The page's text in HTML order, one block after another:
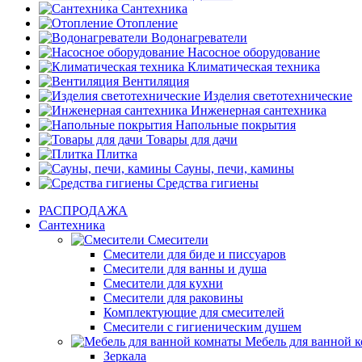
Сантехника
Отопление
Водонагреватели
Насосное оборудование
Климатическая техника
Вентиляция
Изделия светотехнические
Инженерная сантехника
Напольные покрытия
Товары для дачи
Плитка
Сауны, печи, камины
Средства гигиены
РАСПРОДАЖА
Сантехника
Смесители
Смесители для биде и писсуаров
Смесители для ванны и душа
Смесители для кухни
Смесители для раковины
Комплектующие для смесителей
Смесители с гигиеническим душем
Мебель для ванной
Зеркала